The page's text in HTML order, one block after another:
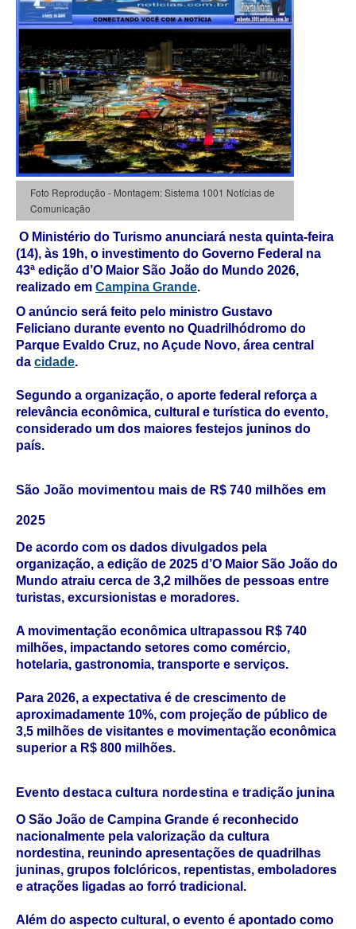
Foto Reprodução - Montagem: Sistema 1001 Notícias de
Comunicação
O Ministério do Turismo anunciará nesta quinta-feira
(14), às 19h, o investimento do Governo Federal na
43ª edição d’O Maior São João do Mundo 2026,
realizado em Campina Grande.
O anúncio será feito pelo ministro Gustavo
Feliciano durante evento no Quadrilhódromo do
Parque Evaldo Cruz, no Açude Novo, área central
da cidade.
Segundo a organização, o aporte federal reforça a
relevância econômica, cultural e turística do evento,
considerado um dos maiores festejos juninos do
país.
São João movimentou mais de R$ 740 milhões em
2025
De acordo com os dados divulgados pela
organização, a edição de 2025 d’O Maior São João do
Mundo atraiu cerca de 3,2 milhões de pessoas entre
turistas, excursionistas e moradores.
A movimentação econômica ultrapassou R$ 740
milhões, impactando setores como comércio,
hotelaria, gastronomia, transporte e serviços.
Para 2026, a expectativa é de crescimento de
aproximadamente 10%, com projeção de público de
3,5 milhões de visitantes e movimentação econômica
superior a R$ 800 milhões.
Evento destaca cultura nordestina e tradição junina
O São João de Campina Grande é reconhecido
nacionalmente pela valorização da cultura
nordestina, reunindo apresentações de quadrilhas
juninas, grupos folclóricos, repentistas, emboladores
e atrações ligadas ao forró tradicional.
Além do aspecto cultural, o evento é apontado como